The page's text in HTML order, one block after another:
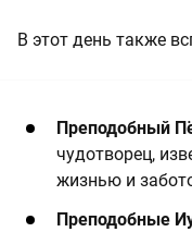
В этот день также
Преподобный
чудотворец,
жизнью и
Преподобные